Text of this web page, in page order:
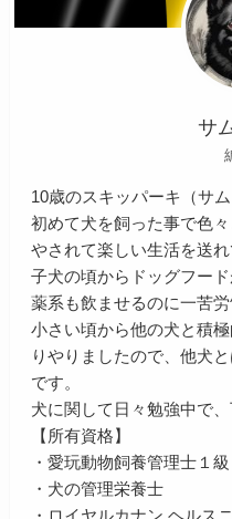
サ
10歳のスキッパーキ（サ
初めて犬を飼った事で色
やされて楽しい生活を送れ
子犬の頃からドッグフー
薬系も飲ませるのに一苦労
小さい頃から他の犬と積
りやりましたので、他犬
です。
犬に関して日々勉強中で
【所有資格】
・愛玩動物飼養管理士１級
・犬の管理栄養士